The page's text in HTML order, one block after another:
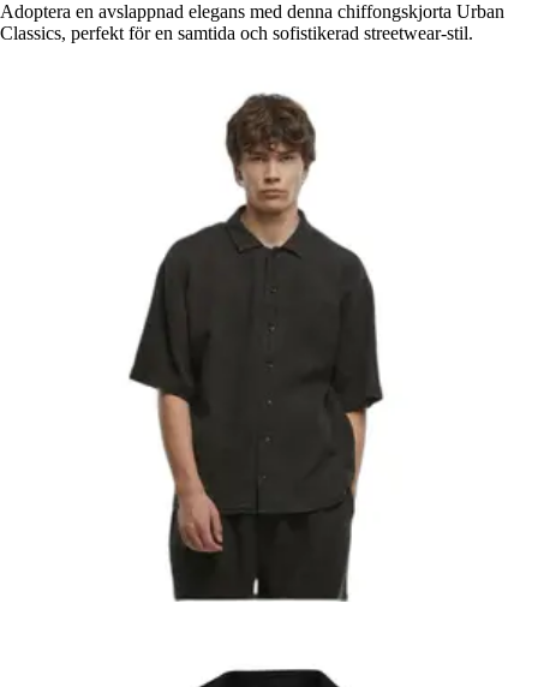
Adoptera en avslappnad elegans med denna chiffongskjorta Urban
Classics, perfekt för en samtida och sofistikerad streetwear-stil.